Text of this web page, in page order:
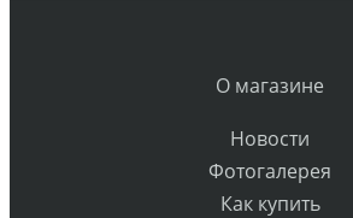
О магазине
Новости
Фотогалерея
Как купить